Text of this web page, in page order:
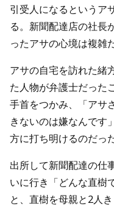
引受人になるというア
る。新聞配達店の社長
ったアサの心境は複雑
アサの自宅を訪れた緒
た人物が弁護士だった
手首をつかみ、「アサ
きないのは嫌なんです
方に打ち明けるのだった
出所して新聞配達の仕
いに行き「どんな直樹
と、直樹を母親と2人